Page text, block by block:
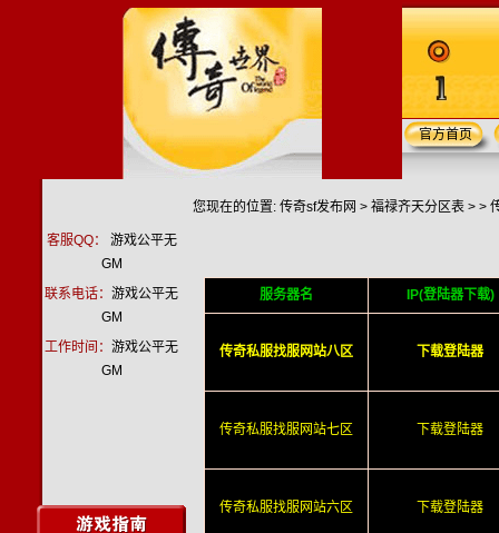
官方首页
客服QQ：
游戏公平无
GM
联系电话： 游戏公平无
GM
工作时间： 游戏公平无
GM
您现在的位置: 传奇sf发布网 > 福禄齐天分区表 > >
服务器名 IP(登陆器下载)
传奇私服找服网站八区 下载登陆器
传奇私服找服网站七区 下载登陆器
传奇私服找服网站六区 下载登陆器